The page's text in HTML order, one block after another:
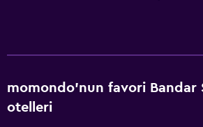
momondo'nun favori Bandar
otelleri